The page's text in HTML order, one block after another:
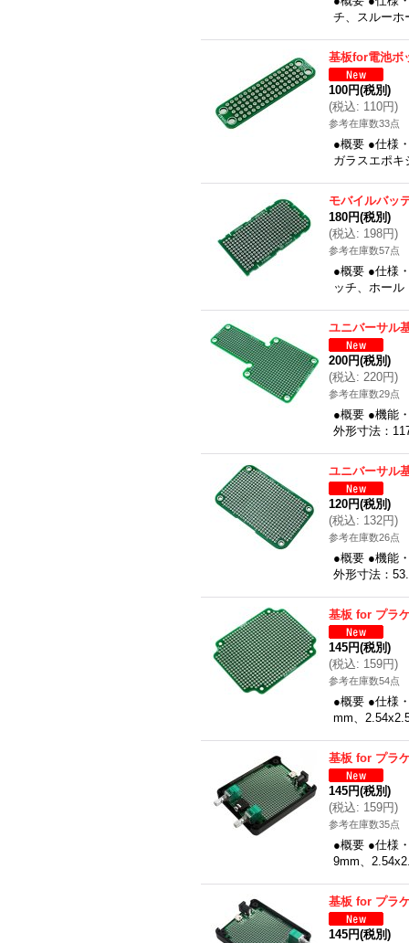
チ、スルーホ
基板for電池ボ
100円(税別)
(税込: 110円)
参考在庫数33点
●概要 ●仕様
ガラスエポ
モバイルバッ
180円(税別)
(税込: 198円)
参考在庫数57点
●概要 ●仕様
ッチ、ホー
ユニバーサル
200円(税別)
(税込: 220円)
参考在庫数29点
●概要 ●機能
外形寸法：
ユニバーサル
120円(税別)
(税込: 132円)
参考在庫数26点
●概要 ●機能
外形寸法：
基板 for プラ
145円(税別)
(税込: 159円)
参考在庫数54点
●概要 ●仕様
mm、
基板 for プラ
145円(税別)
(税込: 159円)
参考在庫数35点
●概要 ●仕様
9mm、
基板 for プラ
145円(税別)